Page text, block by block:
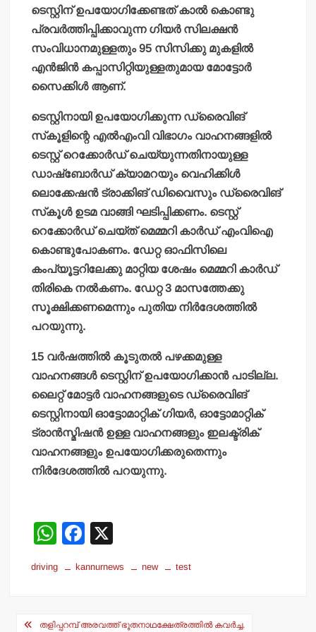
ടെസ്റ്റിന് ഉപയോഗിക്കേണ്ടത് കാല്‍ കൊണ്ടു
പ്രവര്‍ത്തിപ്പിക്കാവുന്ന ഗിയര്‍ സിലക്ഷന്‍
സംവിധാനമുള്ളതും 95 സിസിക്കു മുകളില്‍
എന്‍ജിന്‍ കപ്പാസിറ്റിയുള്ളതുമായ മോട്ടോര്‍
സൈക്കിള്‍ ആണ്.
ടെസ്റ്റിനായി ഉപയോഗിക്കുന്ന ഡ്രൈവിങ്
സ്‌കൂളിന്റെ എല്‍എംവി വിഭാഗം വാഹനങ്ങളില്‍
ടെസ്റ്റ് റെക്കോര്‍ഡ് ചെയ്യുന്നതിനായുള്ള
ഡാഷ്ബോര്‍ഡ് ക്യാമറയും വെഹിക്കിള്‍
ലൊക്കേഷന്‍ ട്രാക്കിങ് ഡിവൈസും ഡ്രൈവിങ്
സ്‌കൂള്‍ ഉടമ വാങ്ങി ഘടിപ്പിക്കണം. ടെസ്റ്റ്
റെക്കോര്‍ഡ് ചെയ്ത് മെമ്മറി കാര്‍ഡ് എംവിഐ
കൊണ്ടുപോകണം. ഡേറ്റ ഓഫിസിലെ
കംപ്യൂട്ടറിലേക്കു മാറ്റിയ ശേഷം മെമ്മറി കാര്‍ഡ്
തിരികെ നല്‍കണം. ഡേറ്റ 3 മാസത്തേക്കു
സൂക്ഷിക്കണമെന്നും പുതിയ നിര്‍ദേശത്തില്‍
പറയുന്നു.
15 വര്‍ഷത്തില്‍ കൂടുതല്‍ പഴക്കമുള്ള
വാഹനങ്ങള്‍ ടെസ്റ്റിന് ഉപയോഗിക്കാന്‍ പാടില്ല.
ലൈറ്റ് മോട്ടര്‍ വാഹനങ്ങളുടെ ഡ്രൈവിങ്
ടെസ്റ്റിനായി ഓട്ടോമാറ്റിക് ഗിയര്‍, ഓട്ടോമാറ്റിക്
ട്രാന്‍സ്മിഷന്‍ ഉള്ള വാഹനങ്ങളും ഇലക്ട്രിക്
വാഹനങ്ങളും ഉപയോഗിക്കരുതെന്നും
നിര്‍ദേശത്തില്‍ പറയുന്നു.
W
at
A
F
c
b
driving kannurnews new test
Postതളിപ്പറമ്പ് അരവത്ത് ഭൂതനാഥക്ഷേത്രത്തില്‍ കവര്‍ച്ച.